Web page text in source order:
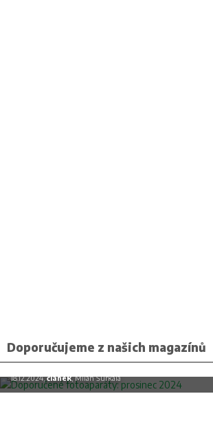
Doporučujeme z našich magazínů
Doporučené fotoaparáty: prosinec 2024
18.12.2024,článek, Milan Šurkala